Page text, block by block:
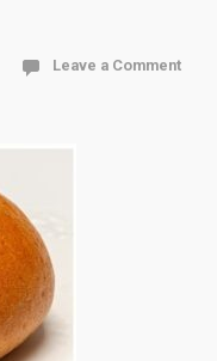
Leave a Comment